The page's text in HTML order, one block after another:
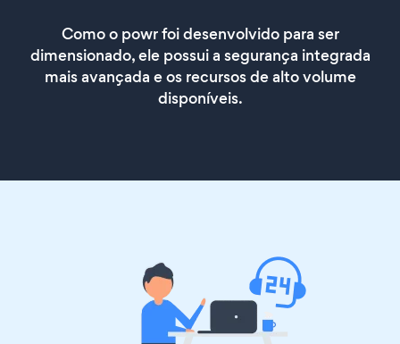
Como o powr foi desenvolvido para ser
dimensionado, ele possui a segurança integrada
mais avançada e os recursos de alto volume
disponíveis.